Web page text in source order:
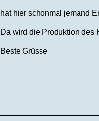
hat hier schonmal jemand
Da wird die Produktion des
Beste Grüsse